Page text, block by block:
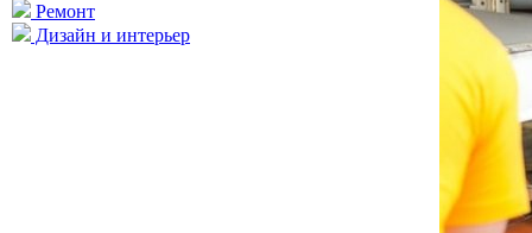
Ремонт
Дизайн и интерьер